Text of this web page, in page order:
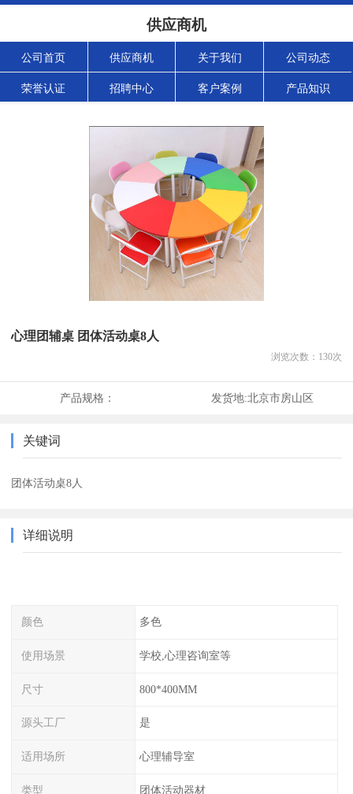
供应商机
公司首页 供应商机 关于我们 公司动态
荣誉认证 招聘中心 客户案例 产品知识
心理团辅桌 团体活动桌8人
浏览次数： 130次
产品规格： 发货地:北京市房山区
关键词
团体活动桌8人
详细说明
颜色 多色
使用场景 学校,心理咨询室等
尺寸 800*400MM
源头工厂 是
适用场所 心理辅导室
类型 团体活动器材